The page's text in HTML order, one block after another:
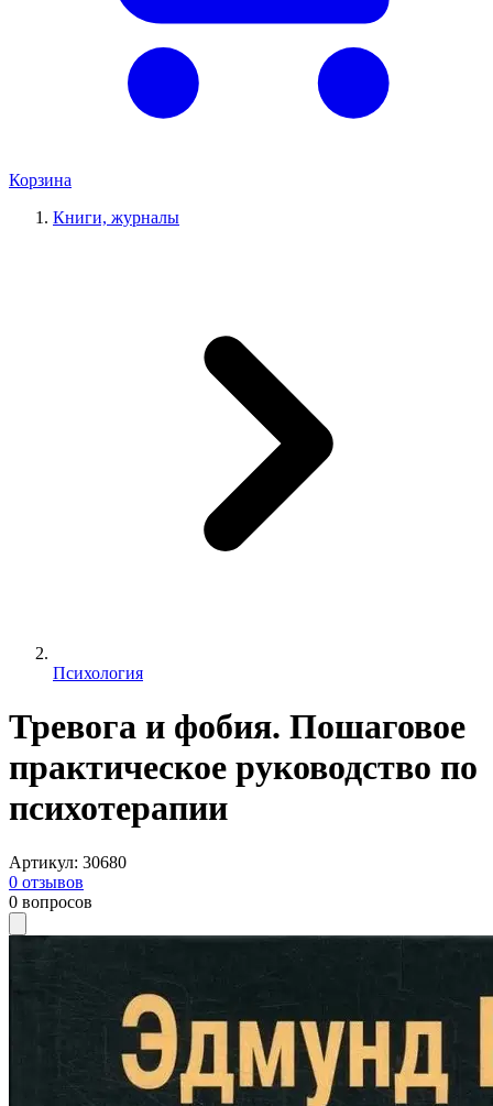
Корзина
Книги, журналы
Психология
Тревога и фобия. Пошаговое
практическое руководство по
психотерапии
Артикул: 30680
0 отзывов
0 вопросов